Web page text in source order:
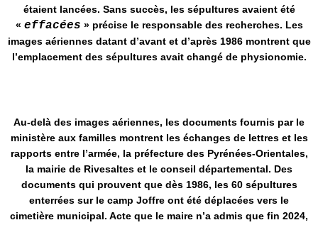
étaient lancées. Sans succès, les sépultures avaient été
« effacées » précise le responsable des recherches. Les
images aériennes datant d’avant et d’après 1986 montrent que
l’emplacement des sépultures avait changé de physionomie.
Au-delà des images aériennes, les documents fournis par le
ministère aux familles montrent les échanges de lettres et les
rapports entre l’armée, la préfecture des Pyrénées-Orientales,
la mairie de Rivesaltes et le conseil départemental. Des
documents qui prouvent que dès 1986, les 60 sépultures
enterrées sur le camp Joffre ont été déplacées vers le
cimetière municipal. Acte que le maire n’a admis que fin 2024,